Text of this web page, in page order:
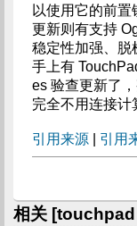
以使用它的前
更新则有支持
稳定性加强、脱
手上有
es 验查更新了
完全不用连接计
引用来源| 引用
相关 [touchpad